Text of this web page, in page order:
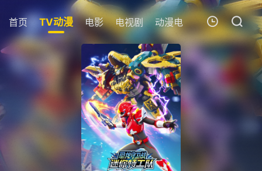
首页 TV动漫 电影 电视剧 动漫电影 短剧 今日
我的观影记录
暂无观看影片的记录